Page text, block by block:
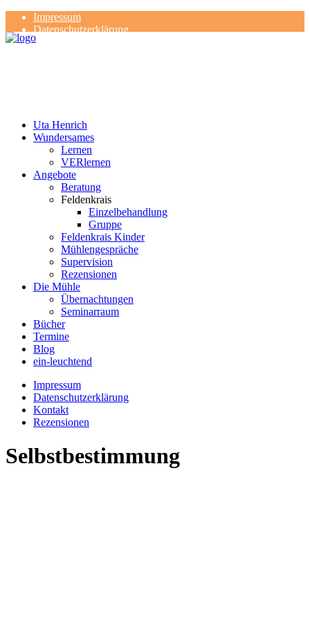
Impressum
Datenschutzerklärung
Kontakt
Uta Henrich
Wundersames
Lernen
VERlernen
Angebote
Beratung
Feldenkrais
Einzelbehandlung
Gruppe
Feldenkrais Kinder
Mühlengespräche
Supervision
Rezensionen
Die Mühle
Übernachtungen
Seminarraum
Bücher
Termine
Blog
ein-leuchtend
Impressum
Datenschutzerklärung
Kontakt
Rezensionen
Selbstbestimmung